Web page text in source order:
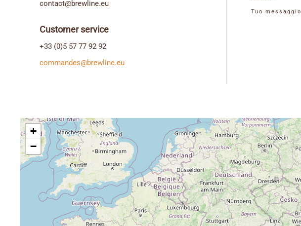
contact@brewline.eu
Customer service
+33 (0)5 57 77 92 92
commandes@brewline.eu
Tuo messaggio
+
−